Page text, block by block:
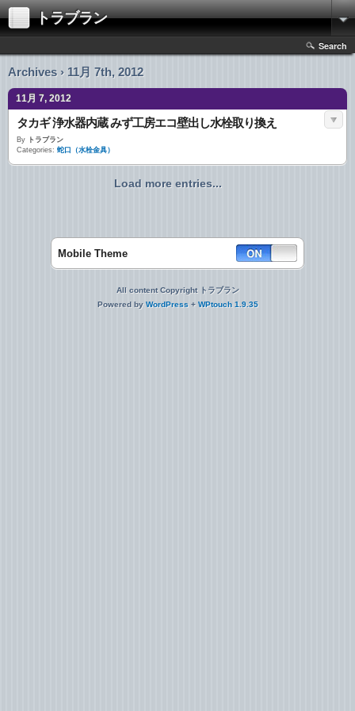
トラブラン
Search
Archives › 11月 7th, 2012
11月 7, 2012
タカギ 浄水器内蔵 みず工房エコ壁出し水栓取り換え
By トラブラン
Categories: 蛇口（水栓金具）
Load more entries...
Mobile Theme
All content Copyright トラブラン
Powered by WordPress + WPtouch 1.9.35